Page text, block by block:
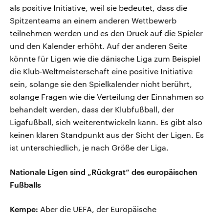
als positive Initiative, weil sie bedeutet, dass die
Spitzenteams an einem anderen Wettbewerb
teilnehmen werden und es den Druck auf die Spieler
und den Kalender erhöht. Auf der anderen Seite
könnte für Ligen wie die dänische Liga zum Beispiel
die Klub-Weltmeisterschaft eine positive Initiative
sein, solange sie den Spielkalender nicht berührt,
solange Fragen wie die Verteilung der Einnahmen so
behandelt werden, dass der Klubfußball, der
Ligafußball, sich weiterentwickeln kann. Es gibt also
keinen klaren Standpunkt aus der Sicht der Ligen. Es
ist unterschiedlich, je nach Größe der Liga.
Nationale Ligen sind „Rückgrat“ des europäischen
Fußballs
Kempe: Aber die UEFA, der Europäische